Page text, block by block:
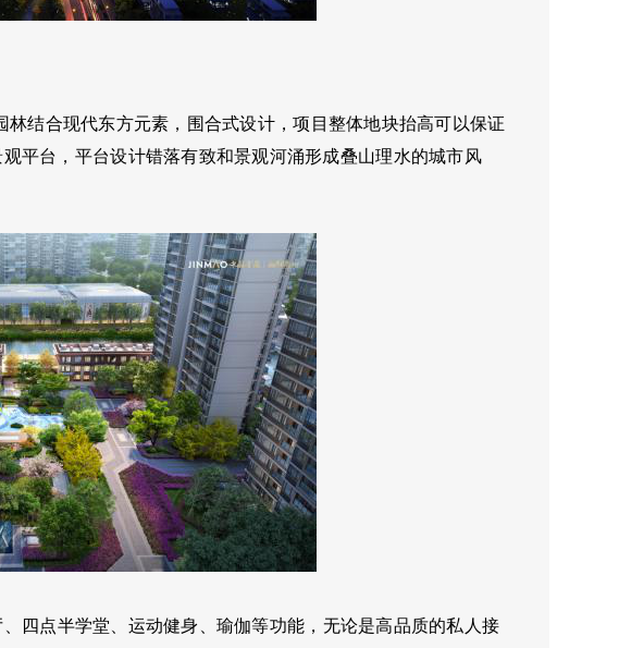
林结合现代东方元素，围合式设计，项目整体地块抬高可以保证
平台，平台设计错落有致和景观河涌形成叠山理水的城市风
四点半学堂、运动健身、瑜伽等功能，无论是高品质的私人接